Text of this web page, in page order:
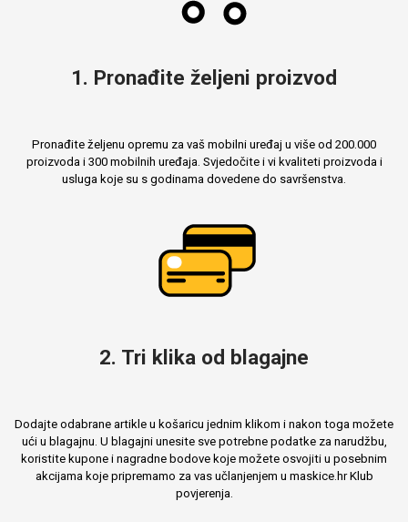
1. Pronađite željeni proizvod
Pronađite željenu opremu za vaš mobilni uređaj u više od 200.000
proizvoda i 300 mobilnih uređaja. Svjedočite i vi kvaliteti proizvoda i
usluga koje su s godinama dovedene do savršenstva.
2. Tri klika od blagajne
Dodajte odabrane artikle u košaricu jednim klikom i nakon toga možete
ući u blagajnu. U blagajni unesite sve potrebne podatke za narudžbu,
koristite kupone i nagradne bodove koje možete osvojiti u posebnim
akcijama koje pripremamo za vas učlanjenjem u maskice.hr Klub
povjerenja.